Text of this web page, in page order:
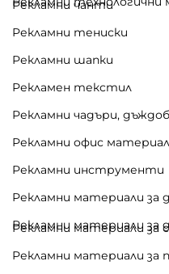
Рекламни чанти
Рекламни тениски
Рекламни шапки
Рекламен текстил
Рекламни чадъри,
Рекламни офис
Рекламни инструменти
Рекламни материали
Рекламни материали
Рекламни материали за
Рекламни материали за